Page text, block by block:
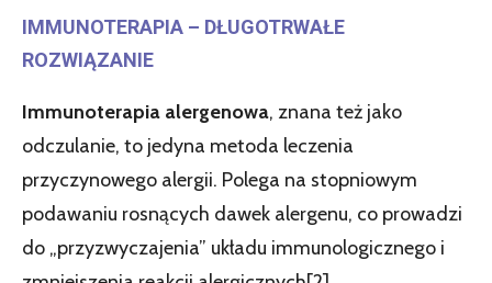
IMMUNOTERAPIA – DŁUGOTRWAŁE
ROZWIĄZANIE
Immunoterapia alergenowa, znana też jako
odczulanie, to jedyna metoda leczenia
przyczynowego alergii. Polega na stopniowym
podawaniu rosnących dawek alergenu, co prowadzi
do „przyzwyczajenia” układu immunologicznego i